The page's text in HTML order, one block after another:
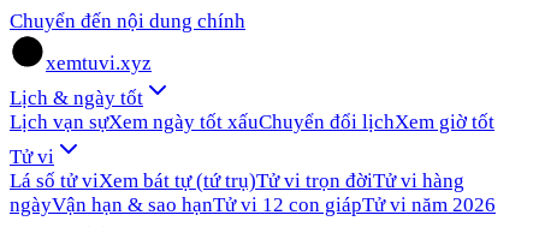
Chuyển đến nội dung chính
xemtuvi.xyz
Lịch & ngày tốt
Lịch vạn sựXem ngày tốt xấuChuyển đổi lịchXem giờ tốt
Tử vi
Lá số tử viXem bát tự (tứ trụ)Tử vi trọn đờiTử vi hàng
ngàyVận hạn & sao hạnTử vi 12 con giápTử vi năm 2026